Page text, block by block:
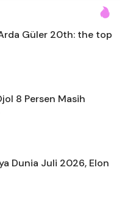
Güler 20th: the top
8 Persen Masih
Dunia Juli 2026, Elon